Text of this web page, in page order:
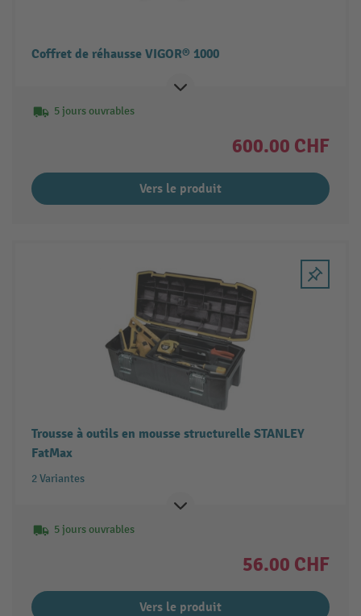
Coffret de réhausse VIGOR® 1000
5 jours ouvrables
600.00 CHF
Vers le produit
Trousse à outils en mousse structurelle STANLEY
FatMax
2 Variantes
5 jours ouvrables
56.00 CHF
Vers le produit